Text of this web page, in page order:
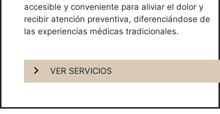
accesible y conveniente para aliviar el dolor y
recibir atención preventiva, diferenciándose de
las experiencias médicas tradicionales.
VER SERVICIOS